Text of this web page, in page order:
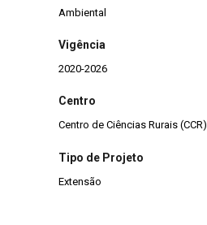
Ambiental
Vigência
2020-2026
Centro
Centro de Ciências Rurais (CCR)
Tipo de Projeto
Extensão